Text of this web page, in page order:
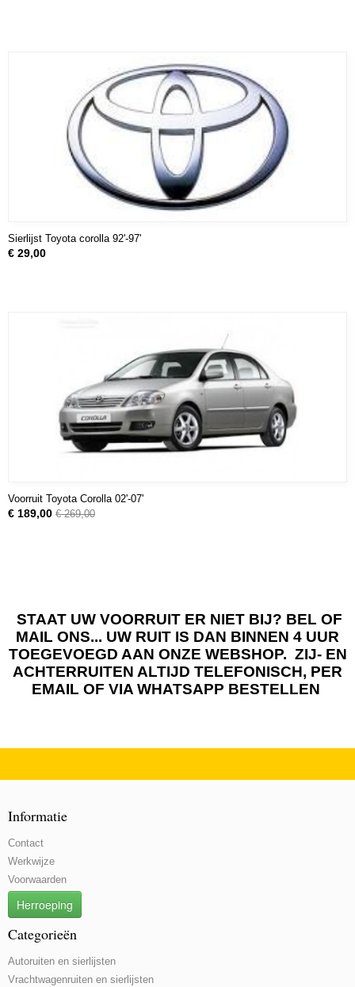
Sierlijst Toyota corolla 92'-97'
€ 29,00
Voorruit Toyota Corolla 02'-07'
€ 189,00 € 269,00
STAAT UW VOORRUIT ER NIET BIJ? BEL OF
MAIL ONS... UW RUIT IS DAN BINNEN 4 UUR
TOEGEVOEGD AAN ONZE WEBSHOP. ZIJ- EN
ACHTERRUITEN ALTIJD TELEFONISCH, PER
EMAIL OF VIA WHATSAPP BESTELLEN
Informatie
Contact
Werkwijze
Voorwaarden
Herroeping
Categorieën
Autoruiten en sierlijsten
Vrachtwagenruiten en sierlijsten